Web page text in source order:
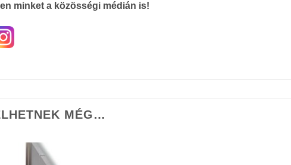
minket a közösségi médián is!
MÉG…